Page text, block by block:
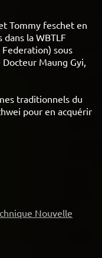
Tommy feschet en
la WBTLF
Federation) sous
Maung Gyi,
traditionnels du
pour en acquérir